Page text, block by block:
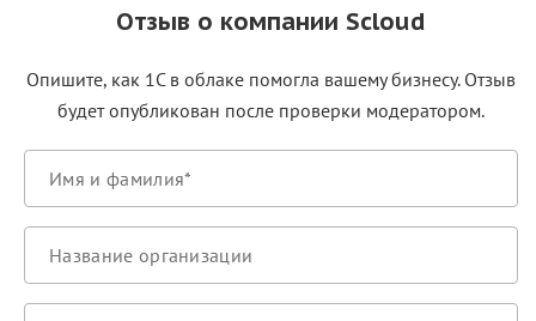
Отзыв о компании Scloud
Опишите, как 1С в облаке помогла вашему бизнесу. Отзыв
будет опубликован после проверки модератором.